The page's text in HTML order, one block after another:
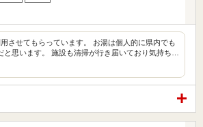
させてもらっています。 お湯は個人的に県内でも
と思います。 施設も清掃が行き届いており気持ち…